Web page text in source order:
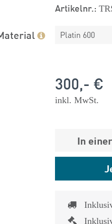
Artikelnr.:
Platin 600
300,- €
inkl. MwSt.
In